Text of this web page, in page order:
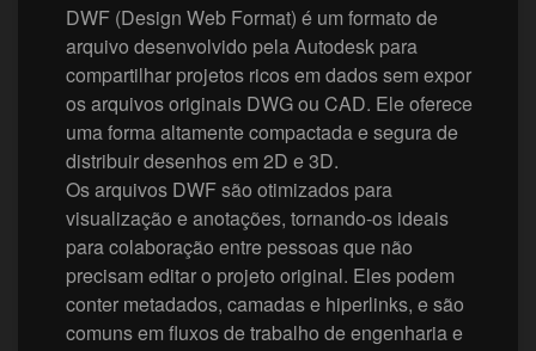
DWF (Design Web Format) é um formato de
arquivo desenvolvido pela Autodesk para
compartilhar projetos ricos em dados sem expor
os arquivos originais DWG ou CAD. Ele oferece
uma forma altamente compactada e segura de
distribuir desenhos em 2D e 3D.
Os arquivos DWF são otimizados para
visualização e anotações, tornando-os ideais
para colaboração entre pessoas que não
precisam editar o projeto original. Eles podem
conter metadados, camadas e hiperlinks, e são
comuns em fluxos de trabalho de engenharia e